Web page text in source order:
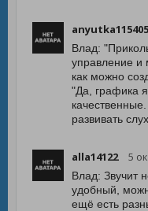
anyutka115405
Влад:
управление и
как можно
"Да, графика
развивать
alla14122 5
Влад: Звучит
удобный,
ещё есть